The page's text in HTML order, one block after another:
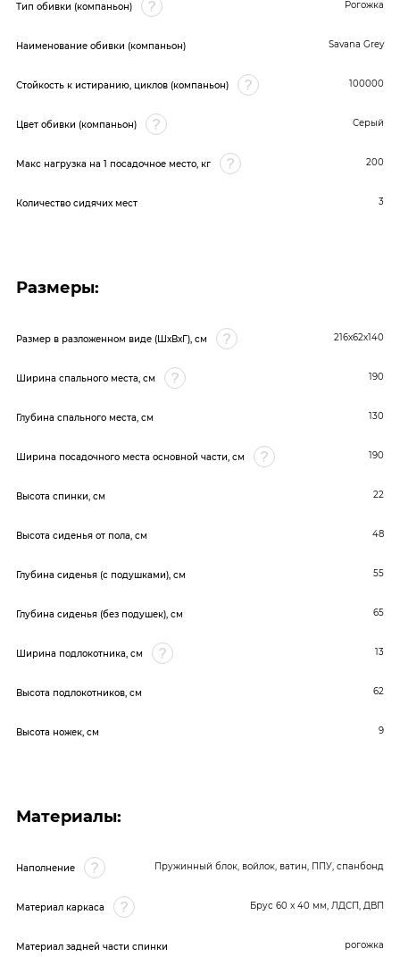
Тип обивки (компаньон) Рогожка
Наименование обивки (компаньон) Savana Grey
Стойкость к истиранию, циклов (компаньон) 100000
Цвет обивки (компаньон) Серый
Макс нагрузка на 1 посадочное место, кг 200
Количество сидячих мест 3
Размеры:
Размер в разложенном виде (ШхВхГ), см 216х62х140
Ширина спального места, см 190
Глубина спального места, см 130
Ширина посадочного места основной части, см 190
Высота спинки, см 22
Высота сиденья от пола, см 48
Глубина сиденья (с подушками), см 55
Глубина сиденья (без подушек), см 65
Ширина подлокотника, см 13
Высота подлокотников, см 62
Высота ножек, см 9
Материалы:
Наполнение Пружинный блок, войлок, ватин, ППУ, спанбонд
Материал каркаса Брус 60 x 40 мм, ЛДСП, ДВП
Материал задней части спинки рогожка